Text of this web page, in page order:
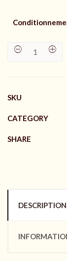
Thé
SKU
CATEGORY
SHARE
DESCRIPTION